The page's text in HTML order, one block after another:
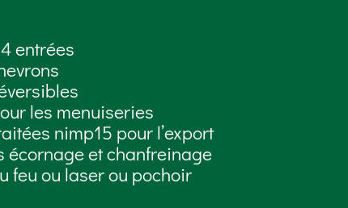
entrées
les menuiseries
nimp15 pour l’export
écornage et chanfreinage
feu ou laser ou pochoir